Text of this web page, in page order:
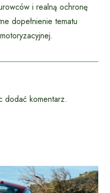
i realną ochronę
dopełnienie tematu
dodać komentarz.